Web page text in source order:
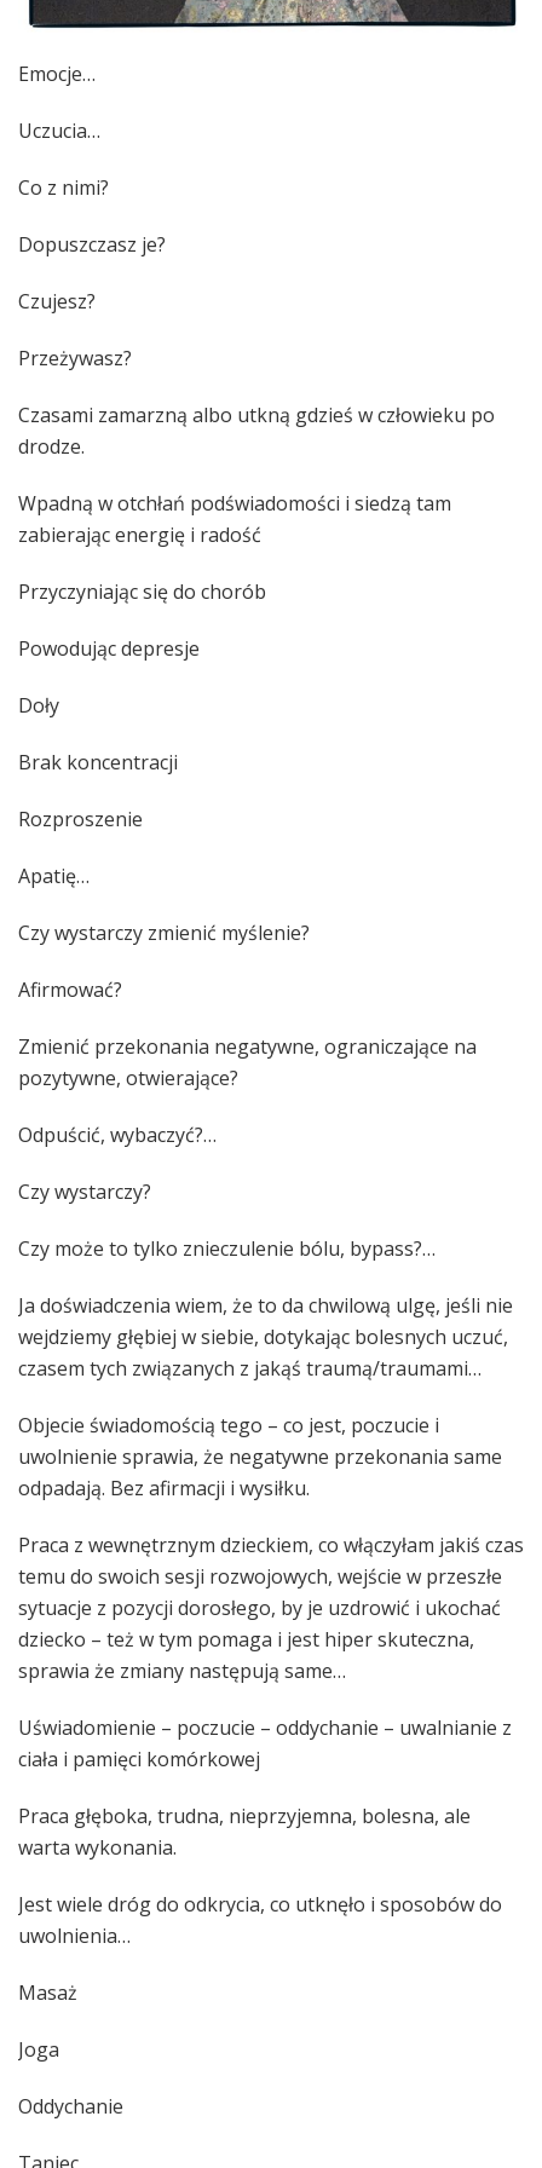
Emocje…
Uczucia…
Co z nimi?
Dopuszczasz je?
Czujesz?
Przeżywasz?
Czasami zamarzną albo utkną gdzieś w człowieku po
drodze.
Wpadną w otchłań podświadomości i siedzą tam
zabierając energię i radość
Przyczyniając się do chorób
Powodując depresje
Doły
Brak koncentracji
Rozproszenie
Apatię…
Czy wystarczy zmienić myślenie?
Afirmować?
Zmienić przekonania negatywne, ograniczające na
pozytywne, otwierające?
Odpuścić, wybaczyć?…
Czy wystarczy?
Czy może to tylko znieczulenie bólu, bypass?…
Ja doświadczenia wiem, że to da chwilową ulgę, jeśli nie
wejdziemy głębiej w siebie, dotykając bolesnych uczuć,
czasem tych związanych z jakąś traumą/traumami…
Objecie świadomością tego – co jest, poczucie i
uwolnienie sprawia, że negatywne przekonania same
odpadają. Bez afirmacji i wysiłku.
Praca z wewnętrznym dzieckiem, co włączyłam jakiś czas
temu do swoich sesji rozwojowych, wejście w przeszłe
sytuacje z pozycji dorosłego, by je uzdrowić i ukochać
dziecko – też w tym pomaga i jest hiper skuteczna,
sprawia że zmiany następują same…
Uświadomienie – poczucie – oddychanie – uwalnianie z
ciała i pamięci komórkowej
Praca głęboka, trudna, nieprzyjemna, bolesna, ale
warta wykonania.
Jest wiele dróg do odkrycia, co utknęło i sposobów do
uwolnienia…
Masaż
Joga
Oddychanie